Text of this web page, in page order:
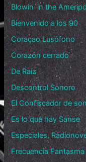
Blowin´in the
Bienvenido a los 90
Coraçao Lusófono
Corazón cerrado
De Raíz
Descontrol Sonoro
El Confiscador de
Es lo que hay Sanse
Especiales,
Frecuencia Fantasma